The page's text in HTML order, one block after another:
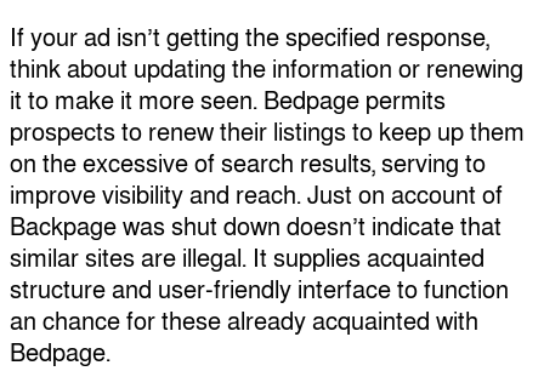
If your ad isn’t getting the specified response,
think about updating the information or renewing
it to make it more seen. Bedpage permits
prospects to renew their listings to keep up them
on the excessive of search results, serving to
improve visibility and reach. Just on account of
Backpage was shut down doesn’t indicate that
similar sites are illegal. It supplies acquainted
structure and user-friendly interface to function
an chance for these already acquainted with
Bedpage.